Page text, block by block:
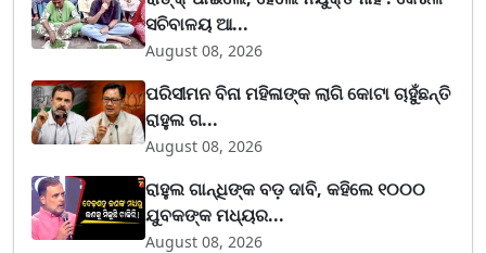
ସଚିବାଳୟ ଆ...
August 08, 2026
ପରିସୀମନ ବିନା ମହିଳାଙ୍କ ଲାଗି କୋଟା ଚାହୁଁଛନ୍ତି
ରାହୁଲ ଗ...
August 08, 2026
ରାହୁଲ ଗାନ୍ଧିଙ୍କ ବଡ଼ ଦାବି, କହିଲେ ୧୦୦୦
ଯୁବକଙ୍କ ମଧ୍ୟର...
August 08, 2026